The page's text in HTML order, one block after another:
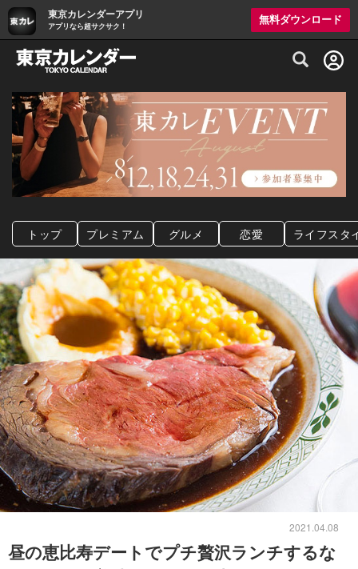
東京カレンダーアプリ
アプリなら超サクサク！
無料ダウンロード
グルメ情報・プレミアムレストラン予約
トップ プレミアム グルメ 恋愛 ライフスタ
2021.04.08
昼の恵比寿デートでプチ贅沢ランチするな